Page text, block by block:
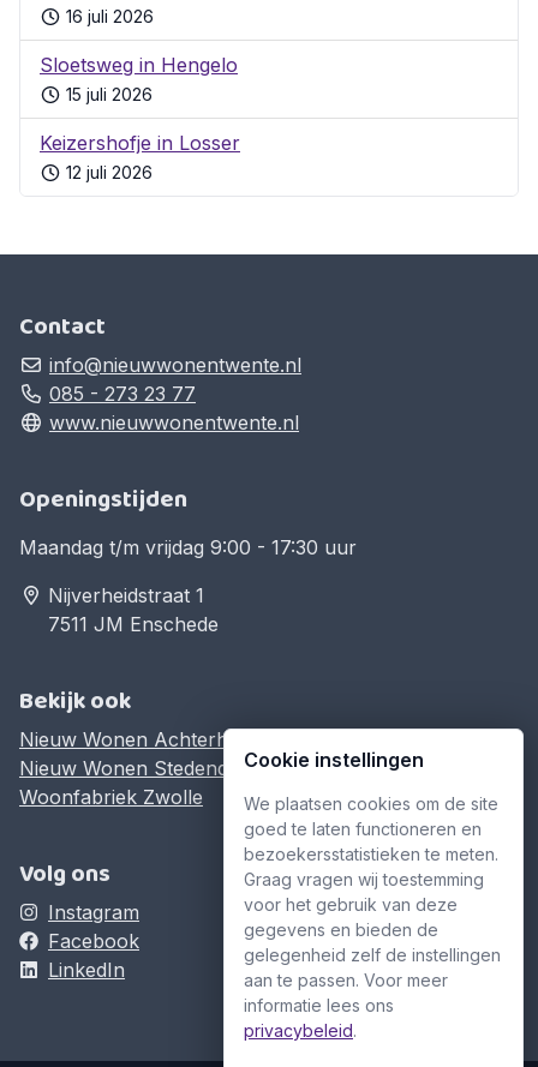
16 juli 2026
Sloetsweg in Hengelo
15 juli 2026
Keizershofje in Losser
12 juli 2026
Contact
info@nieuwwonentwente.nl
085 - 273 23 77
www.nieuwwonentwente.nl
Openingstijden
Maandag t/m vrijdag 9:00 - 17:30 uur
Nijverheidstraat 1
7511 JM Enschede
Bekijk ook
Nieuw Wonen Achterhoek
Nieuw Wonen Stedendriehoek
Woonfabriek Zwolle
Volg ons
Instagram
Facebook
LinkedIn
Cookie instellingen
We plaatsen cookies om de site
goed te laten functioneren en
bezoekersstatistieken te meten.
Graag vragen wij toestemming
voor het gebruik van deze
gegevens en bieden de
gelegenheid zelf de instellingen
aan te passen. Voor meer
informatie lees ons
privacybeleid.